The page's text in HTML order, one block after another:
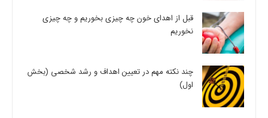
قبل از اهدای خون چه چیزی بخوریم و چه چیزی
نخوریم
چند نکته مهم در تعیین اهداف و رشد شخصی (بخش
اول)